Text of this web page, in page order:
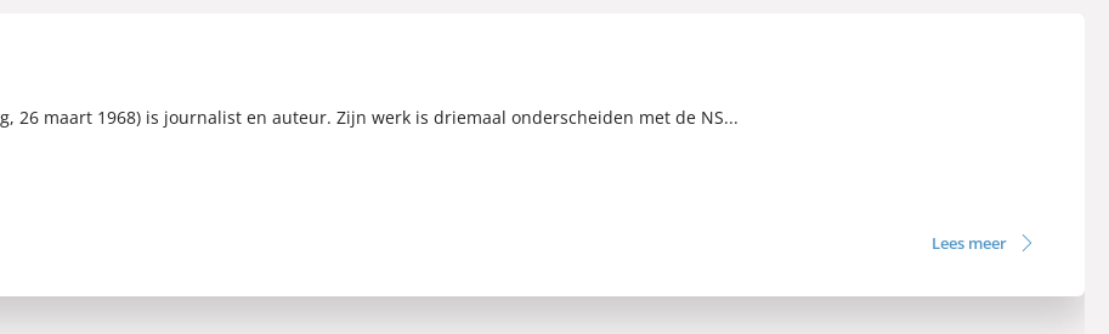
26 maart 1968) is journalist en auteur. Zijn werk is driemaal onderscheiden met de NS...
Lees meer